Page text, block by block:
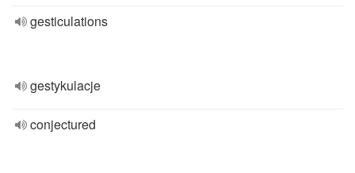
gesticulations
gestykulacje
conjectured